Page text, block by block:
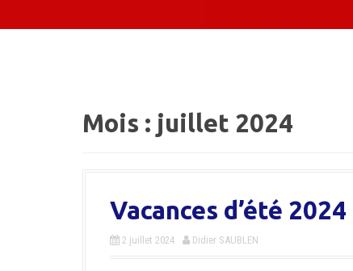
Mois : juillet 2024
Vacances d’été 2024
2 juillet 2024 Didier SAUBLEN